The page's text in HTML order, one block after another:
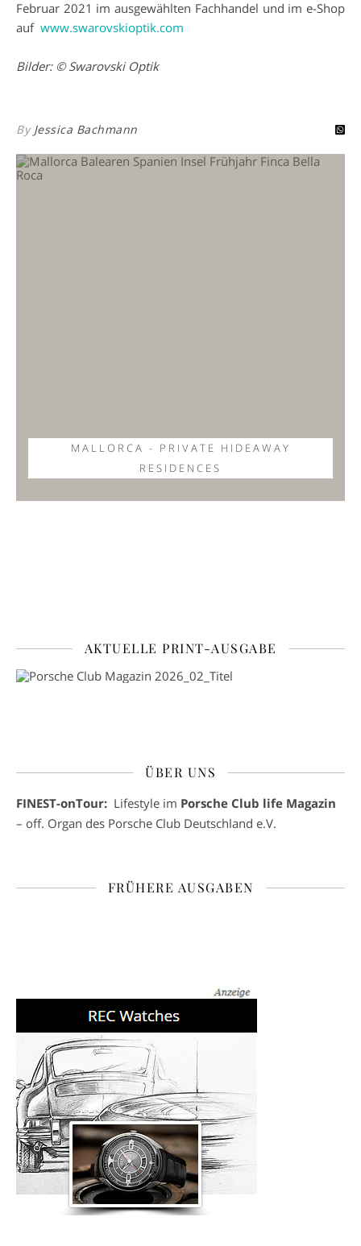
Februar 2021 im ausgewählten Fachhandel und im e-Shop
auf www.swarovskioptik.com
Bilder: © Swarovski Optik
By Jessica Bachmann
MALLORCA - PRIVATE HIDEAWAY
RESIDENCES
AKTUELLE PRINT-AUSGABE
ÜBER UNS
FINEST-onTour: Lifestyle im Porsche Club life Magazin
– off. Organ des Porsche Club Deutschland e.V.
FRÜHERE AUSGABEN